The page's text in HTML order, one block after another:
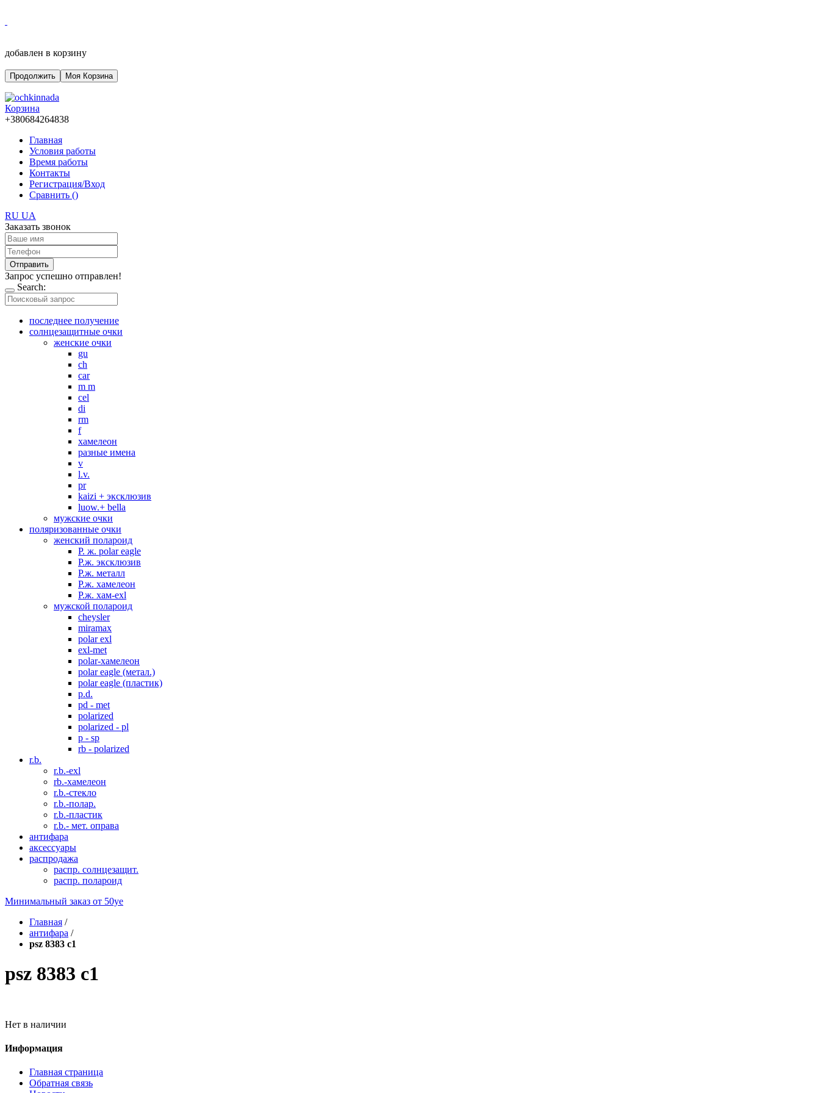
добавлен в корзину
Продолжить Моя Корзина
Корзина
+380684264838
Главная
Условия работы
Время работы
Контакты
Регистрация/Вход
Сравнить ()
RU UA
Заказать звонок
Отправить
Запрос успешно отправлен!
Search:
последнее получение
солнцезащитные очки
женские очки
gu
ch
car
m m
cel
di
rm
f
хамелеон
разные имена
v
l.v.
pr
kaizi + эксклюзив
luow.+ bella
мужские очки
поляризованные очки
женский полароид
P. ж. polar eagle
P.ж. эксклюзив
Р.ж. металл
P.ж. хамелеон
Р.ж. хам-exl
мужской полароид
cheysler
miramax
polar exl
exl-met
polar-хамелеон
polar eagle (метал.)
polar eagle (пластик)
p.d.
pd - met
polarized
polarized - pl
p - sp
rb - polarized
r.b.
r.b.-exl
rb.-хамелеон
r.b.-стекло
r.b.-полар.
r.b.-пластик
r.b.- мет. оправа
антифара
аксессуары
распродажа
распр. солнцезащит.
распр. полароид
Минимальный заказ от 50уе
Главная /
антифара /
psz 8383 c1
psz 8383 c1
Нет в наличии
Информация
Главная страница
Обратная связь